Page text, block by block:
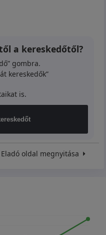
a kereskedőtől?
gombra.
kereskedők”
is.
Eladó oldal megnyitása